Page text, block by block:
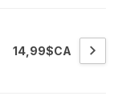
14,99$CA